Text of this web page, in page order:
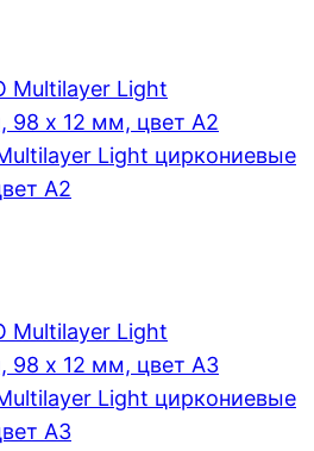
Light циркониевые
A2
Light циркониевые
A3